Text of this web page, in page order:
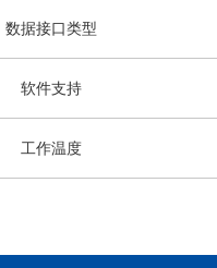
数据接口类型
软件支持
工作温度